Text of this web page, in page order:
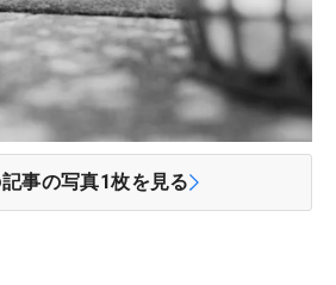
事の写真1枚を見る